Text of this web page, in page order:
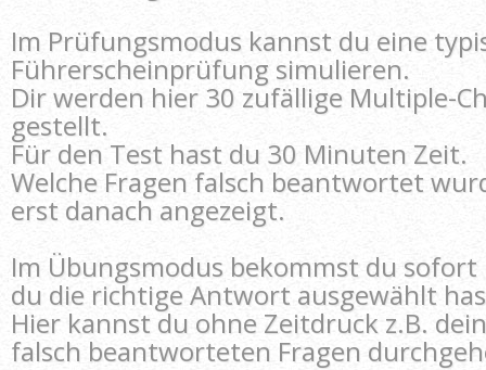
Im Prüfungsmodus kannst du eine
Führerscheinprüfung simulieren.
Dir werden hier 30 zufällige Multiple-
gestellt.
Für den Test hast du 30 Minuten Zeit.
Welche Fragen falsch beantwortet
erst danach angezeigt.
Im Übungsmodus bekommst du sofort
du die richtige Antwort ausgewählt
Hier kannst du ohne Zeitdruck z.B.
falsch beantworteten Fragen